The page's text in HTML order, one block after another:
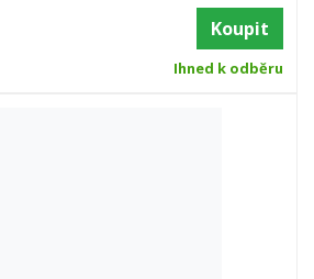
Koupit
Ihned k odběru